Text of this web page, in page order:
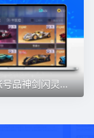
王牌竞速账号品神剑闪灵迈凯伦布加迪催化剂保时捷干扰者成品号